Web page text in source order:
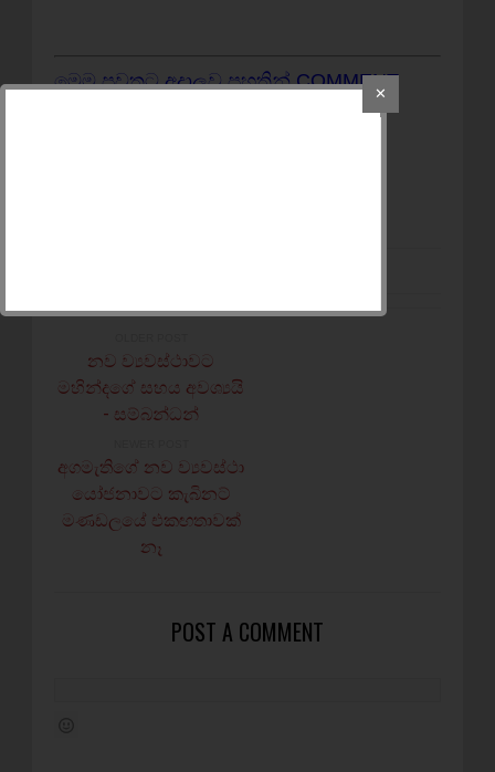
මෙම පුවතට අදාලව පහතින් COMMENT
නව ව්‍යවස්ථාවට
මහින්දගේ සහය අවශ්‍යයි
- සම්බන්ධන්
අගමැතිගේ නව ව්‍යවස්ථා
යෝජනාවට කැබිනට්
මණඩලයේ එකඟතාවක්
නෑ
POST A COMMENT
✕